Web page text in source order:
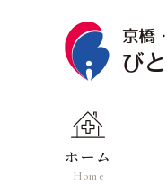
ホーム
Home